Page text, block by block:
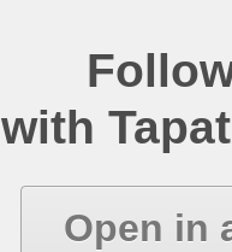
with
Open in